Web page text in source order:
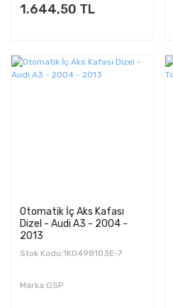
1.644,50 TL
Otomatik İç Aks Kafası
Dizel - Audi A3 - 2004 -
2013
Stok Kodu:1K0498103E-7
Marka:GSP